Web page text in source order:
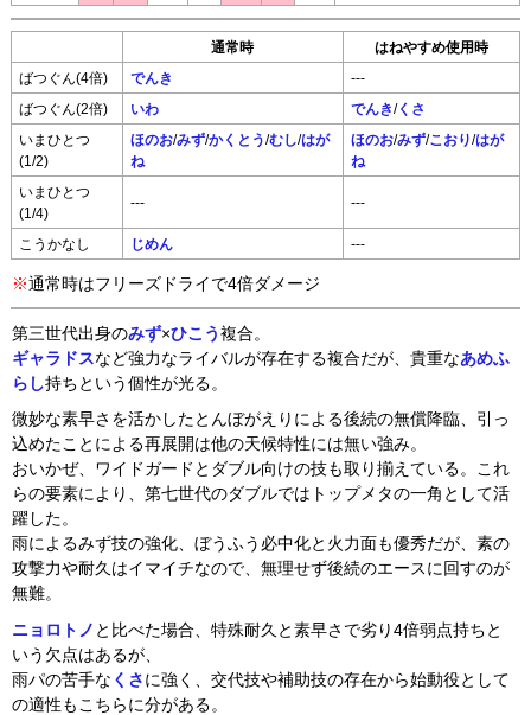
通常時 はねやすめ使用時
ばつぐん(4倍) でんき ---
ばつぐん(2倍) いわ でんき/くさ
いまひとつ
(1/2)
ほのお/みず/かくとう/むし/はが
ね
ほのお/みず/こおり/はが
ね
いまひとつ
(1/4)
--- ---
こうかなし じめん ---
※通常時はフリーズドライで4倍ダメージ
第三世代出身のみず×ひこう複合。
ギャラドスなど強力なライバルが存在する複合だが、貴重なあめふ
らし持ちという個性が光る。
微妙な素早さを活かしたとんぼがえりによる後続の無償降臨、引っ
込めたことによる再展開は他の天候特性には無い強み。
おいかぜ、ワイドガードとダブル向けの技も取り揃えている。これ
らの要素により、第七世代のダブルではトップメタの一角として活
躍した。
雨によるみず技の強化、ぼうふう必中化と火力面も優秀だが、素の
攻撃力や耐久はイマイチなので、無理せず後続のエースに回すのが
無難。
ニョロトノ と比べた場合、特殊耐久と素早さで劣り4倍弱点持ちと
いう欠点はあるが、
雨パの苦手な くさ に強く、交代技や補助技の存在から始動役として
の適性もこちらに分がある。